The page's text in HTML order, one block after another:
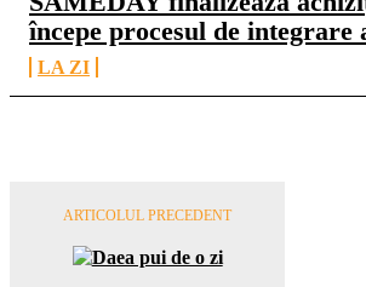
începe procesul de
LA ZI
ARTICOLUL PRECEDENT